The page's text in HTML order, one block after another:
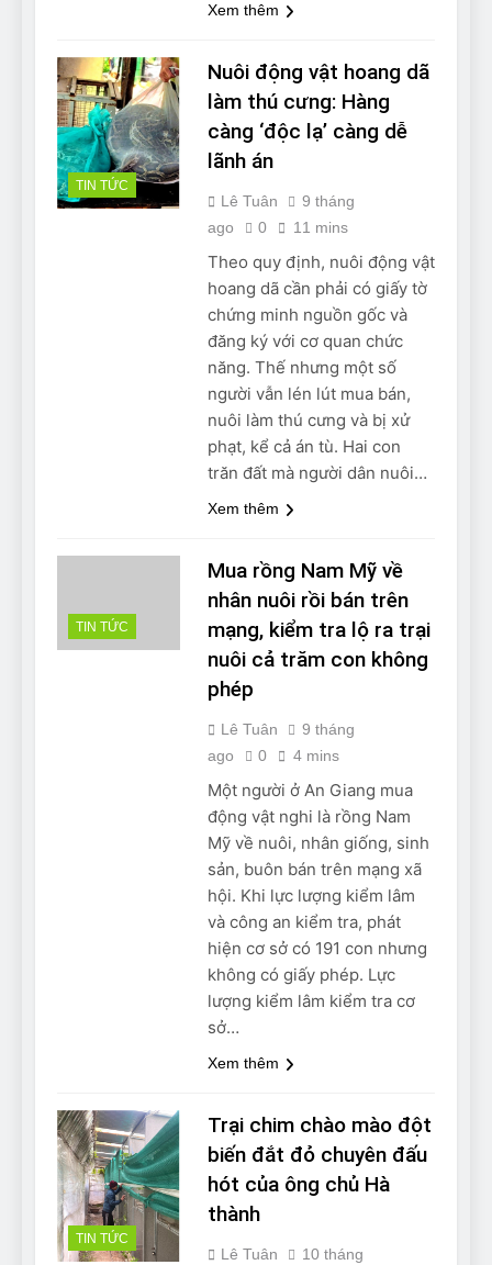
Xem thêm
TIN TỨC
Nuôi động vật hoang dã
làm thú cưng: Hàng
càng ‘độc lạ’ càng dễ
lãnh án
Lê Tuân
9 tháng
ago
0 11 mins
Theo quy định, nuôi động vật
hoang dã cần phải có giấy tờ
chứng minh nguồn gốc và
đăng ký với cơ quan chức
năng. Thế nhưng một số
người vẫn lén lút mua bán,
nuôi làm thú cưng và bị xử
phạt, kể cả án tù. Hai con
trăn đất mà người dân nuôi…
Xem thêm
TIN TỨC
Mua rồng Nam Mỹ về
nhân nuôi rồi bán trên
mạng, kiểm tra lộ ra trại
nuôi cả trăm con không
phép
Lê Tuân
9 tháng
ago
0 4 mins
Một người ở An Giang mua
động vật nghi là rồng Nam
Mỹ về nuôi, nhân giống, sinh
sản, buôn bán trên mạng xã
hội. Khi lực lượng kiểm lâm
và công an kiểm tra, phát
hiện cơ sở có 191 con nhưng
không có giấy phép. Lực
lượng kiểm lâm kiểm tra cơ
sở…
Xem thêm
TIN TỨC
Trại chim chào mào đột
biến đắt đỏ chuyên đấu
hót của ông chủ Hà
thành
Lê Tuân
10 tháng